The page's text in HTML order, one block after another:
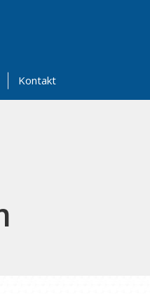
Kontakt